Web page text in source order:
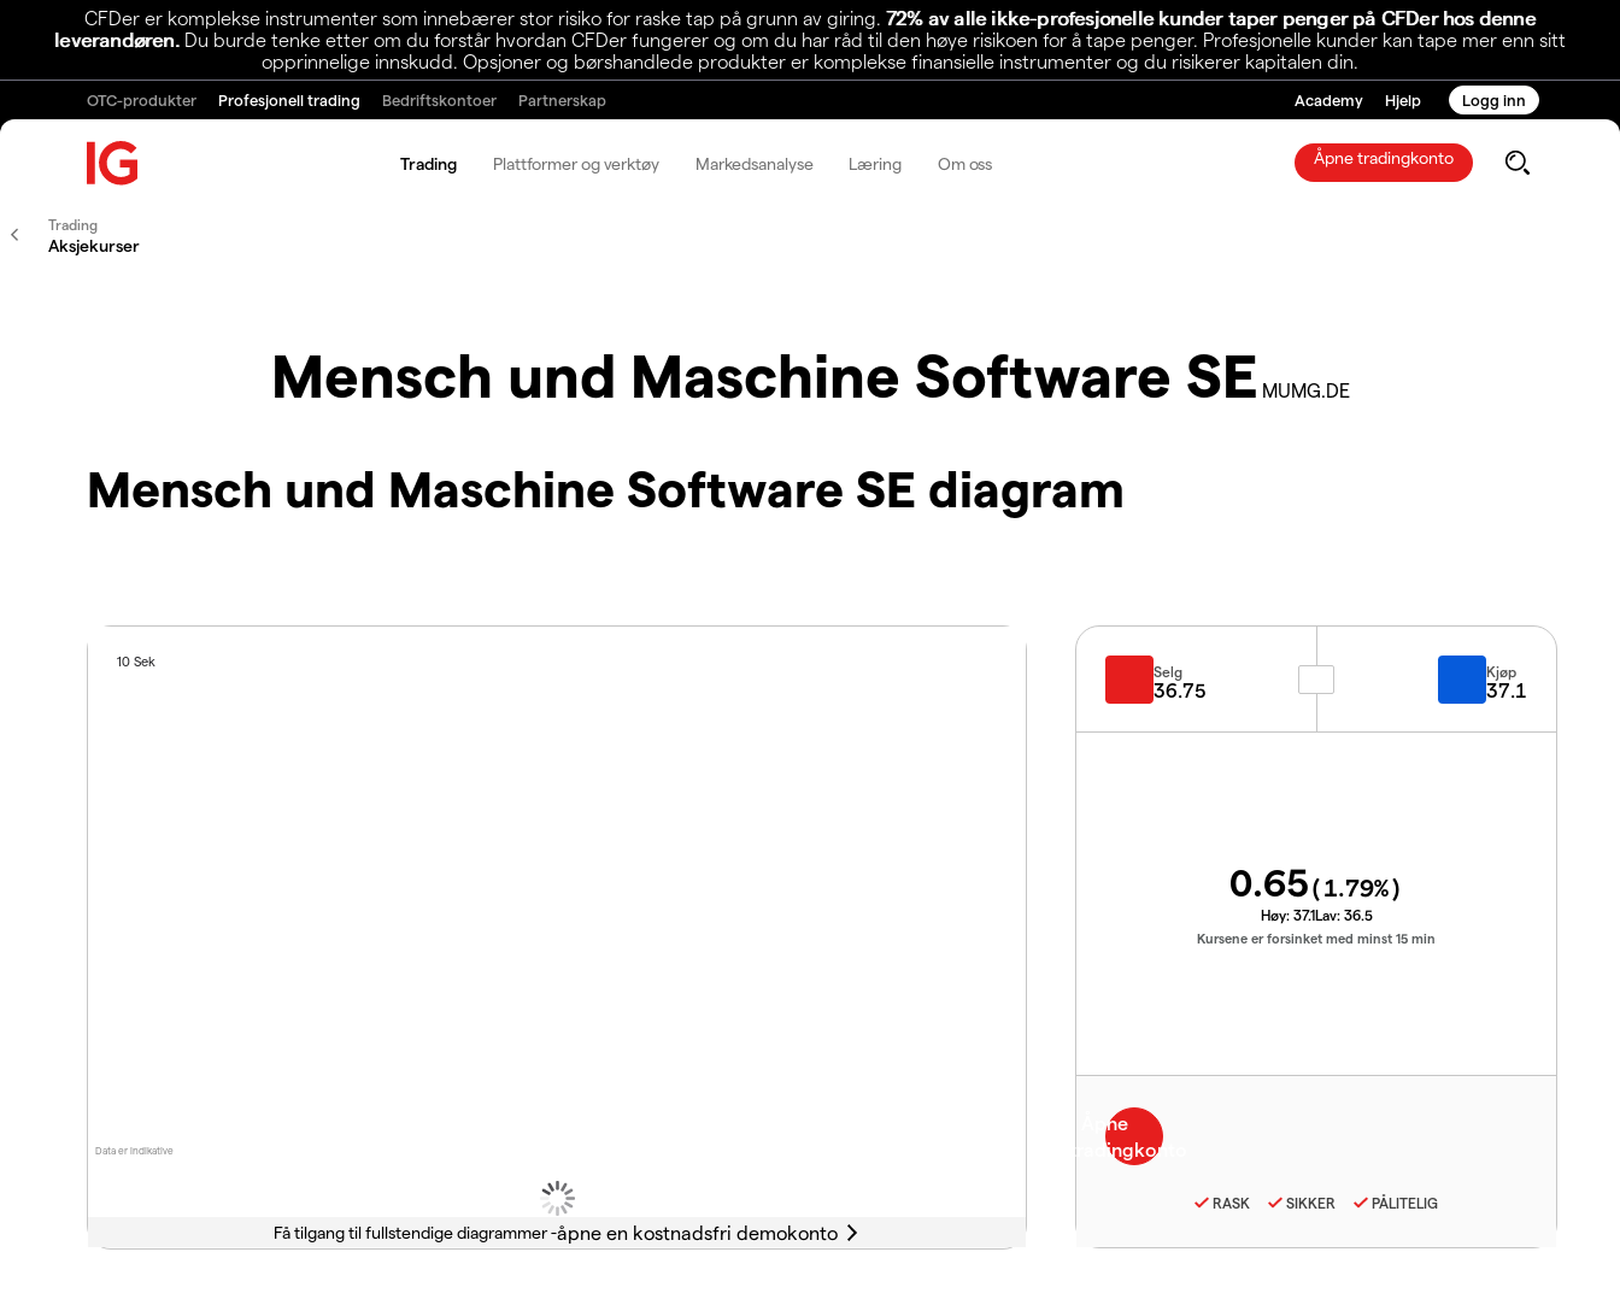
CFDer er komplekse instrumenter som innebærer stor risiko for raske tap på grunn av giring.72% av alle ikke-profesjonelle kunder taper penger på CFDer hos denne
leverandøren.Du burde tenke etter om du forstår hvordan CFDer fungerer og om du har råd til den høye risikoen for å tape penger. Profesjonelle kunder kan tape mer enn sitt
opprinnelige innskudd. Opsjoner og børshandlede produkter er komplekse finansielle instrumenter og du risikerer kapitalen din.
OTC-produkter Profesjonell trading Bedriftskontoer Partnerskap Academy Hjelp Logg inn
Trading Plattformer og verktøy Markedsanalyse Læring Om oss Åpne tradingkonto
Trading
Aksjekurser
Mensch und Maschine Software SE MUMG.DE
Mensch und Maschine Software SE diagram
Data er indikative
10 Sek
Få tilgang til fullstendige diagrammer -
Selg
36.75
Kjøp
37.1
0.65(1.79%)
Høy: 37.1Lav: 36.5
Kursene er forsinket med minst 15 min
RASK SIKKER PÅLITELIG